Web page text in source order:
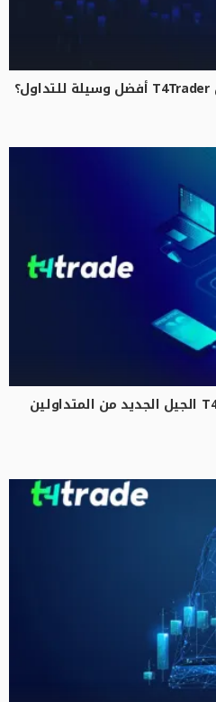
7 طرق تدعم من خلالها T4Trade الجيل الجديد من المتداولين